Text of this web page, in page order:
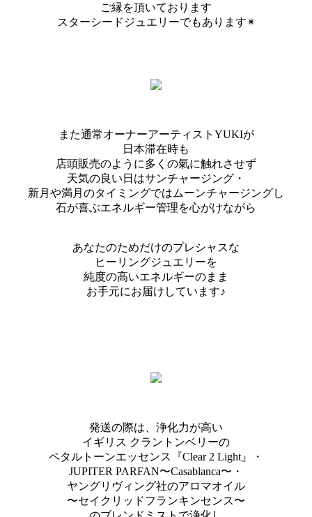
ご縁を頂いております
スターシードジュエリーでもあります✴︎
また通常オーナーアーティストYUKIが
日本滞在時も
店頭販売のように多くの氣に触れさせず
天気の良い日はサンチャージング・
新月や満月のタイミングではムーンチャージングし
石が喜ぶエネルギー管理を心がけながら
あなたのためだけのプレシャスな
ヒーリングジュエリーを
純度の高いエネルギーのまま
お手元にお届けしています♪
発送の際は、浄化力が高い
イギリス クラントンベリーの
ペタルトーンエッセンス『Clear 2 Light』・
JUPITER PARFAN〜Casablanca〜・
ヤングリヴィング社のアロマオイル
〜セイクリッドフランキンセンス〜